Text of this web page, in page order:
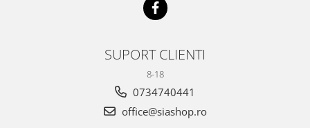
SUPORT CLIENTI
8-18
0734740441
office@siashop.ro